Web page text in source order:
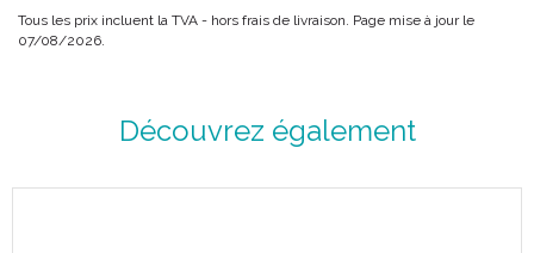
Tous les prix incluent la TVA - hors frais de livraison. Page mise à jour le
07/08/2026.
Découvrez également